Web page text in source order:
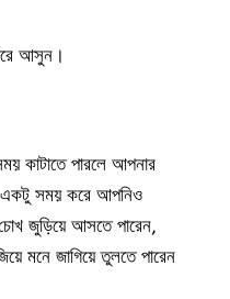
আসুন।
কাটাতে পারলে আপনার
সময় করে আপনিও
চোখ জুড়িয়ে আসতে পারেন,
মনে জাগিয়ে তুলতে পারেন